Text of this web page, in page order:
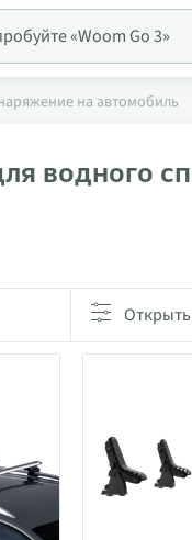
на автомобиль
водного
Крепления для